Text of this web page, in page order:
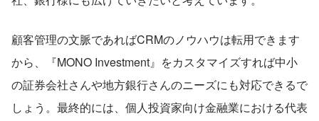
顧客管理の文脈であればCRMのノウハウは転用できます
から、『MONO Investment』をカスタマイズすれば中小
の証券会社さんや地方銀行さんのニーズにも対応できるで
しょう。最終的には、個人投資家向け金融業における代表